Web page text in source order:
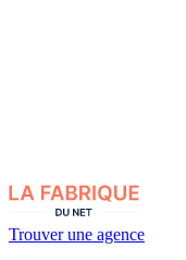
Trouver une agence